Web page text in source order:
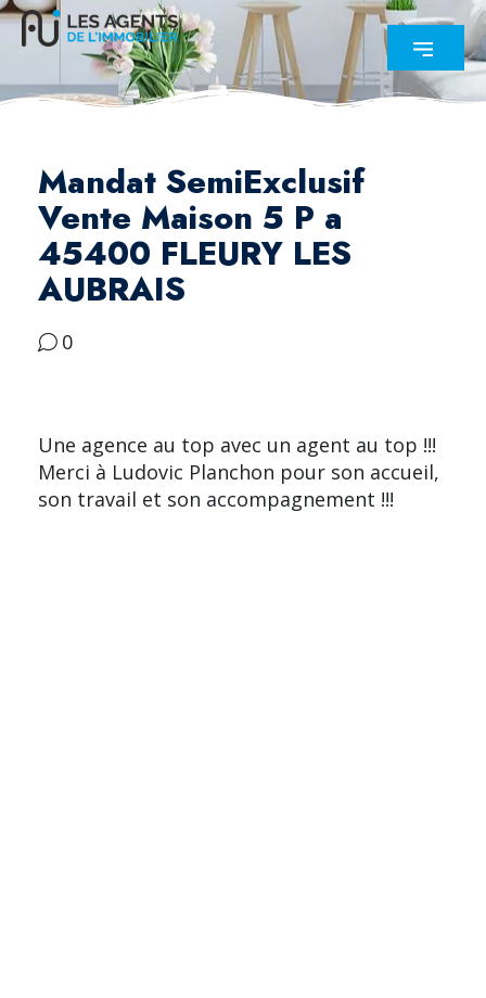
Mandat SemiExclusif
Vente Maison 5 P a
45400 FLEURY LES
AUBRAIS
0
Une agence au top avec un agent au top !!!
Merci à Ludovic Planchon pour son accueil,
son travail et son accompagnement !!!